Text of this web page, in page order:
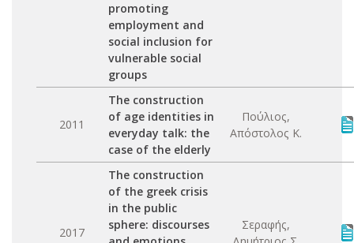
promoting
employment and
social inclusion for
vulnerable social
groups
2011
The construction
of age identities in
everyday talk: the
case of the elderly
Πούλιος,
Απόστολος Κ.
2017
The construction
of the greek crisis
in the public
sphere: discourses
Σεραφής,